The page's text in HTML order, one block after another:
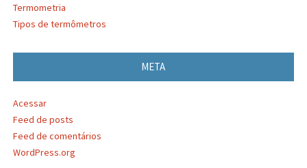
Termometria
Tipos de termômetros
META
Acessar
Feed de posts
Feed de comentários
WordPress.org